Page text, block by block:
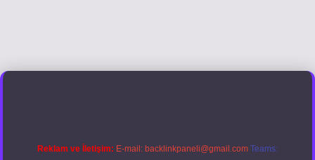
güncel giriş
Reklam ve İletişim: E-mail: backlinkpaneli@gmail.com Teams: